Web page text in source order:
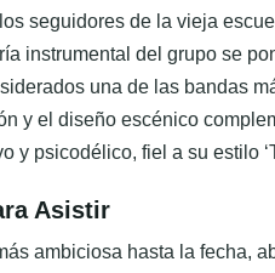
seguidores de la vieja
instrumental del grupo se
una de las bandas
y el diseño escénico
y psicodélico, fiel a su estilo
Asistir
ambiciosa hasta la fecha,